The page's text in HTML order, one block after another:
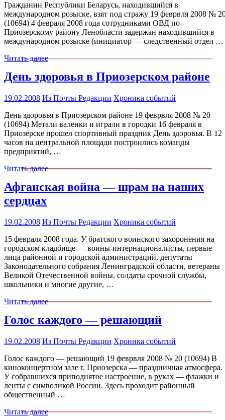
Гражданин Республики Беларусь, находившийся в
международном розыске, взят под стражу 19 феврвля 2008 №
(10694) 4 февраля 2008 года сотрудниками ОВД по
Приозерскому району Ленобласти задержан находившийся в
международном розыске (инициатор — следственный отдел …
Читать далее
День здоровья в Приозерском районе
19.02.2008 Из Почты Редакции Хроника событий
День здоровья в Приозерском районе 19 феврвля 2008 № 20
(10694) Метали валенки и играли в городки 16 февраля в
Приозерске прошел спортивный праздник День здоровья. В 12
часов на центральной площади построились команды
предприятий, …
Читать далее
Афганская война — шрам на наших
сердцах
19.02.2008 Из Почты Редакции Хроника событий
15 февраля 2008 года. У братского воинского захоронения на
городском кладбище — воины-интернационалисты, первые
лица районной и городской администраций, депутаты
Законодательного собрания Ленинградской области, ветераны
Великой Отечественной войны, солдаты срочной службы,
школьники и многие другие, …
Читать далее
Голос каждого — решающий
19.02.2008 Из Почты Редакции Хроника событий
Голос каждого — решающий 19 феврвля 2008 № 20 (10694) В
киноконцертном зале г. Приозерска — праздничная атмосфера.
У собравшихся приподнятое настроение, в руках — флажки и
ленты с символикой России. Здесь проходит районный
общественный …
Читать далее